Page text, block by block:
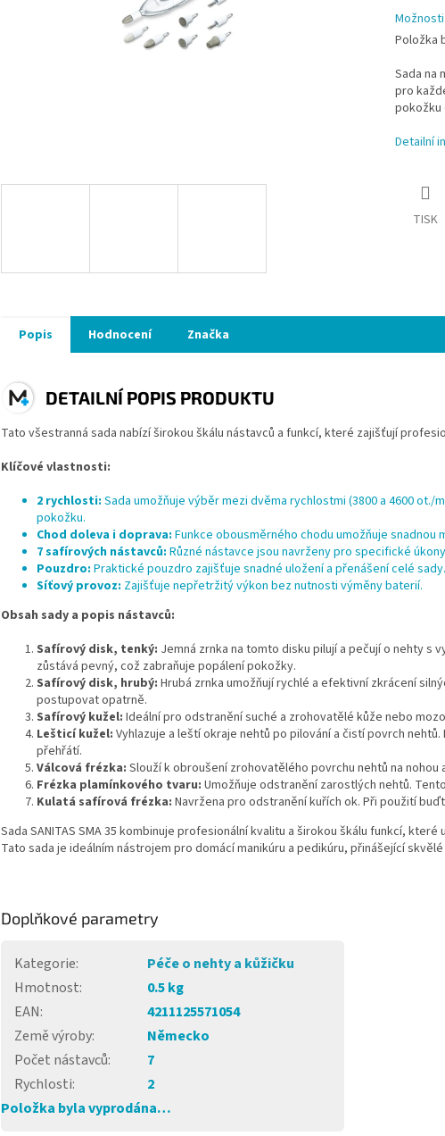
Položka
Sada na
pro
pokožku
Detailní
TISK
Popis Hodnocení Značka
DETAILNÍ POPIS PRODUKTU
Tato všestranná sada nabízí širokou škálu nástavců a funkcí, které zajišťují
Klíčové vlastnosti:
2 rychlosti: Sada umožňuje výběr mezi dvěma rychlostmi (3800 a 4600
pokožku.
Chod doleva i doprava: Funkce obousměrného chodu umožňuje
7 safírových nástavců: Různé nástavce jsou navrženy pro specifické
Pouzdro: Praktické pouzdro zajišťuje snadné uložení a přenášení celé sady.
Síťový provoz: Zajišťuje nepřetržitý výkon bez nutnosti výměny baterií.
Obsah sady a popis nástavců:
Safírový disk, tenký: Jemná zrnka na tomto disku pilují a pečují o nehty s
zůstává pevný, což zabraňuje popálení pokožky.
Safírový disk, hrubý: Hrubá zrnka umožňují rychlé a efektivní zkrácení
postupovat opatrně.
Safírový kužel: Ideální pro odstranění suché a zrohovatělé kůže nebo
Lešticí kužel: Vyhlazuje a leští okraje nehtů po pilování a čistí povrch
přehřátí.
Válcová frézka: Slouží k obroušení zrohovatělého povrchu nehtů na nohou
Frézka plamínkového tvaru: Umožňuje odstranění zarostlých nehtů.
Kulatá safírová frézka: Navržena pro odstranění kuřích ok. Při použití
Sada SANITAS SMA 35 kombinuje profesionální kvalitu a širokou škálu funkcí,
Tato sada je ideálním nástrojem pro domácí manikúru a pedikúru, přinášející
Doplňkové parametry
Kategorie:
Péče o nehty a kůžičku
Hmotnost:
0.5 kg
EAN:
4211125571054
Země výroby:
Německo
Počet nástavců:
7
Rychlosti:
2
Položka byla vyprodána…